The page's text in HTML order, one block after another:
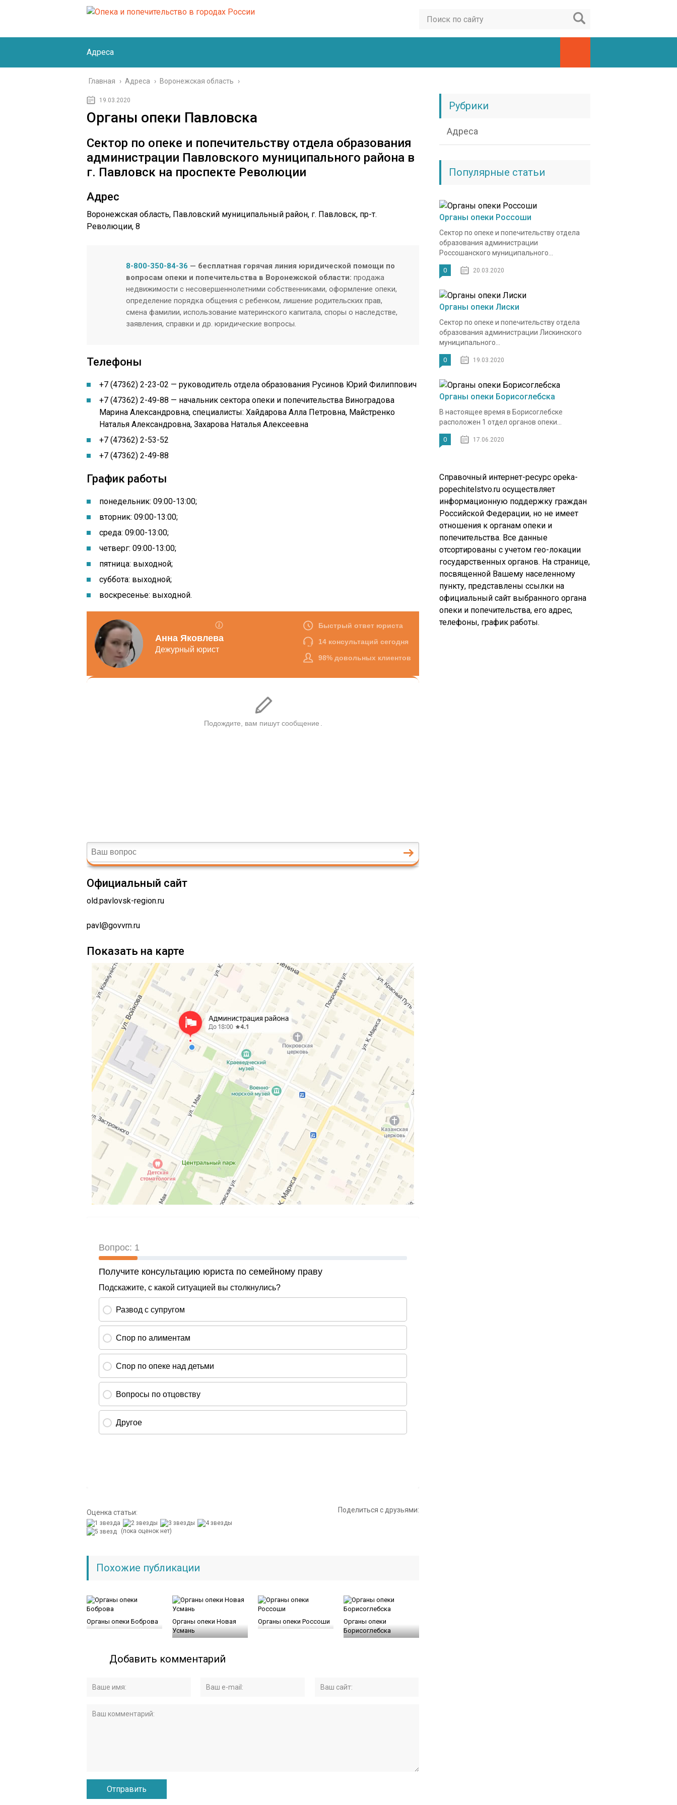
Адреса
Главная › Адреса › Воронежская область ›
19.03.2020
Органы опеки Павловска
Сектор по опеке и попечительству отдела образования
администрации Павловского муниципального района в
г. Павловск на проспекте Революции
Адрес
Воронежская область, Павловский муниципальный район, г. Павловск, пр-т.
Революции, 8
8-800-350-84-36 — бесплатная горячая линия юридической помощи по
вопросам опеки и попечительства в Воронежской области: продажа
недвижимости с несовершеннолетними собственниками, оформление опеки,
определение порядка общения с ребенком, лишение родительских прав,
смена фамилии, использование материнского капитала, споры о наследстве,
заявления, справки и др. юридические вопросы.
Телефоны
+7 (47362) 2-23-02 — руководитель отдела образования Русинов Юрий Филиппович
+7 (47362) 2-49-88 — начальник сектора опеки и попечительства Виноградова
Марина Александровна, специалисты: Хайдарова Алла Петровна, Майстренко
Наталья Александровна, Захарова Наталья Алексеевна
+7 (47362) 2-53-52
+7 (47362) 2-49-88
График работы
понедельник: 09:00-13:00;
вторник: 09:00-13:00;
среда: 09:00-13:00;
четверг: 09:00-13:00;
пятница: выходной;
суббота: выходной;
воскресенье: выходной.
Официальный сайт
old.pavlovsk-region.ru
pavl@govvrn.ru
Показать на карте
Оценка статьи:
(пока оценок нет)
Поделиться с друзьями:
Похожие публикации
Органы опеки Боброва
Органы опеки Новая
Усмань
Органы опеки Россоши
Органы опеки
Борисоглебска
Добавить комментарий
Рубрики
Адреса
Популярные статьи
Органы опеки Россоши
Сектор по опеке и попечительству отдела
образования администрации
Россошанского муниципального...
0 20.03.2020
Органы опеки Лиски
Сектор по опеке и попечительству отдела
образования администрации Лискинского
муниципального...
0 19.03.2020
Органы опеки Борисоглебска
В настоящее время в Борисоглебске
расположен 1 отдел органов опеки...
0 17.06.2020
Справочный интернет-ресурс opeka-
popechitelstvo.ru осуществляет
информационную поддержку граждан
Российской Федерации, но не имеет
отношения к органам опеки и
попечительства. Все данные
отсортированы с учетом гео-локации
государственных органов. На странице,
посвященной Вашему населенному
пункту, представлены ссылки на
официальный сайт выбранного органа
опеки и попечительства, его адрес,
телефоны, график работы.